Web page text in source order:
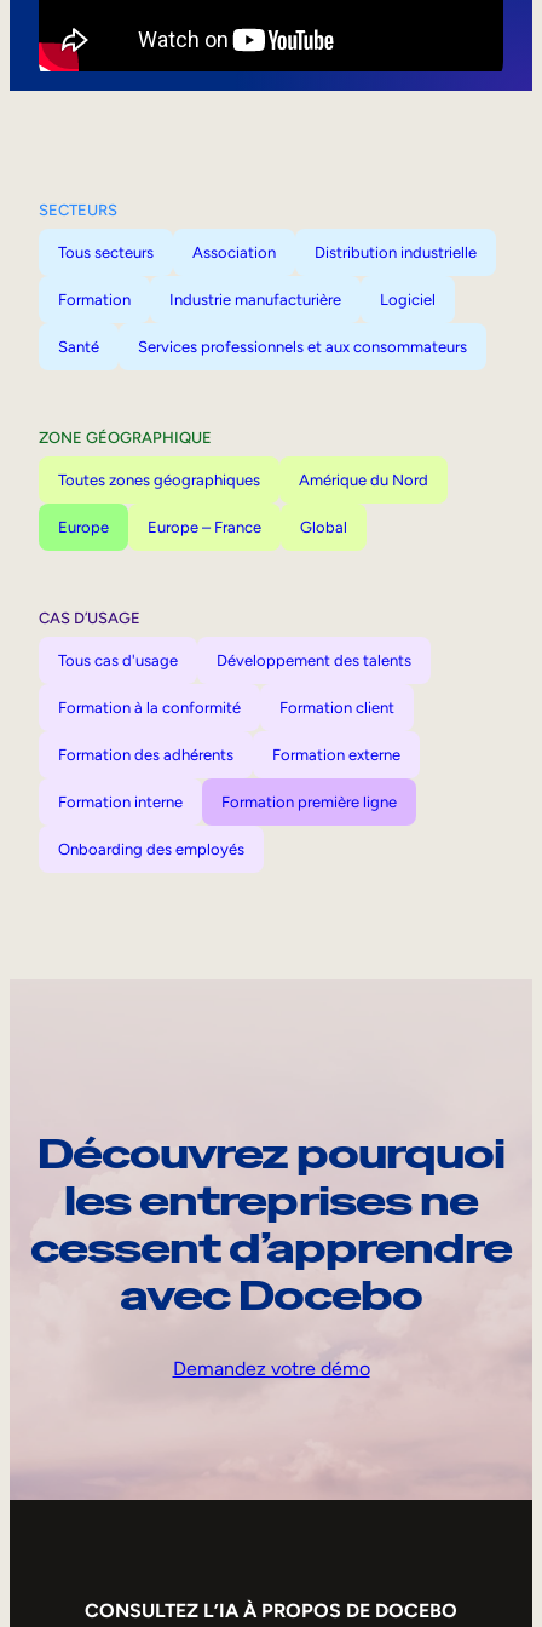
SECTEURS
Tous secteurs Association Distribution industrielle
Formation Industrie manufacturière Logiciel
Santé Services professionnels et aux consommateurs
ZONE GÉOGRAPHIQUE
Toutes zones géographiques Amérique du Nord
Europe Europe – France Global
CAS D’USAGE
Tous cas d'usage Développement des talents
Formation à la conformité Formation client
Formation des adhérents Formation externe
Formation interne Formation première ligne
Onboarding des employés
Découvrez pourquoi
les entreprises ne
cessent d’apprendre
avec Docebo
Demandez votre démo
CONSULTEZ L’IA À PROPOS DE DOCEBO